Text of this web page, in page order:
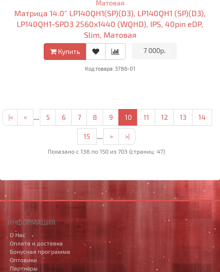
Матрица 14.0" LP140QH1(SP)(D3), LP140QH1 (SP)(D3),
LP140QH1-SPD3 2560x1440 (WQHD), IPS, 40pin eDP,
Slim, Матовая
Купить 7 000р.
Код товара: 3786-01
|< < .... 5 6 7 8 9 10 11 12 13 14
15 .... > >|
Показано с 136 по 150 из 703 (страниц: 47)
ИНФОРМАЦИЯ
О Нас
Оплата и доставка
Бонусная программа
Оптовики
Партнёры